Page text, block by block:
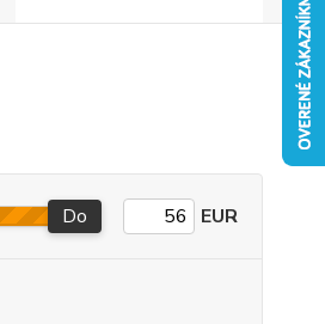
Do EUR